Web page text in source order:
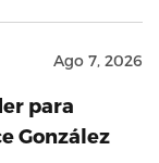
Ago 7, 2026
para
González